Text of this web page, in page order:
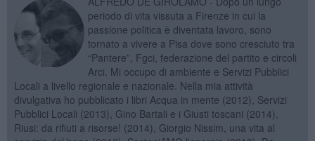
periodo di vita vissuta a Firenze in cui la
passione politica è diventata lavoro, sono
tornato a vivere a Pisa dove sono cresciuto tra
“Pantere”, Fgci, federazione del partito e circoli
Arci. Mi occupo di ambiente e Servizi Pubblici
Locali a livello regionale e nazionale. Nella mia attività
divulgativa ho pubblicato i libri Acqua in mente (2012), Servizi
Pubblici Locali (2013), Gino Bartali e i Giusti toscani (2014),
Riusi: da rifiuti a risorse! (2014), Giorgio Nissim, una vita al